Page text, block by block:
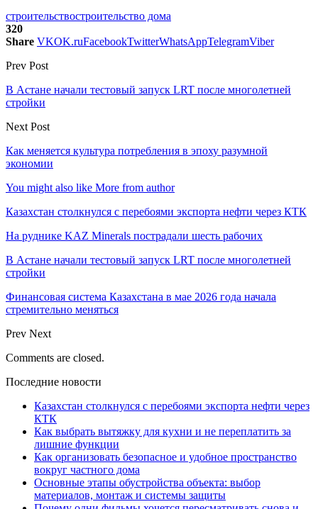
строительствостроительство дома
320
Share VKOK.ruFacebookTwitterWhatsAppTelegramViber
Prev Post
В Астане начали тестовый запуск LRT после многолетней
стройки
Next Post
Как меняется культура потребления в эпоху разумной
экономии
You might also like More from author
Казахстан столкнулся с перебоями экспорта нефти через КТК
На руднике KAZ Minerals пострадали шесть рабочих
В Астане начали тестовый запуск LRT после многолетней
стройки
Финансовая система Казахстана в мае 2026 года начала
стремительно меняться
Prev Next
Comments are closed.
Последние новости
Казахстан столкнулся с перебоями экспорта нефти через
КТК
Как выбрать вытяжку для кухни и не переплатить за
лишние функции
Как организовать безопасное и удобное пространство
вокруг частного дома
Основные этапы обустройства объекта: выбор
материалов, монтаж и системы защиты